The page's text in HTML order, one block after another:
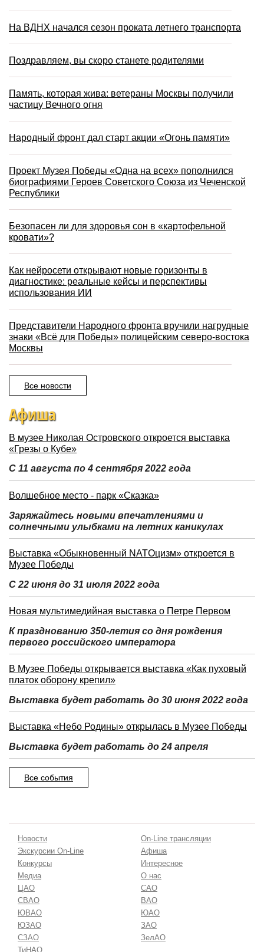
На ВДНХ начался сезон проката летнего транспорта
Поздравляем, вы скоро станете родителями
Память, которая жива: ветераны Москвы получили
частицу Вечного огня
Народный фронт дал старт акции «Огонь памяти»
Проект Музея Победы «Одна на всех» пополнился
биографиями Героев Советского Союза из Чеченской
Республики
Безопасен ли для здоровья сон в «картофельной
кровати»?
Как нейросети открывают новые горизонты в
диагностике: реальные кейсы и перспективы
использования ИИ
Представители Народного фронта вручили нагрудные
знаки «Всё для Победы» полицейским северо-востока
Москвы
Все новости
Афиша
В музее Николая Островского откроется выставка
«Грезы о Кубе»
С 11 августа по 4 сентября 2022 года
Волшебное место - парк «Сказка»
Заряжайтесь новыми впечатлениями и
солнечными улыбками на летних каникулах
Выставка «Обыкновенный NATOцизм» откроется в
Музее Победы
С 22 июня до 31 июля 2022 года
Новая мультимедийная выставка о Петре Первом
К празднованию 350-летия со дня рождения
первого российского императора
В Музее Победы открывается выставка «Как пуховый
платок оборону крепил»
Выставка будет работать до 30 июня 2022 года
Выставка «Небо Родины» открылась в Музее Победы
Выставка будет работать до 24 апреля
Все события
Новости
On-Line трансляции
Экскурсии On-Line
Афиша
Конкурсы
Интересное
Медиа
О нас
ЦАО
САО
СВАО
ВАО
ЮВАО
ЮАО
ЮЗАО
ЗАО
СЗАО
ЗелАО
ТиНАО